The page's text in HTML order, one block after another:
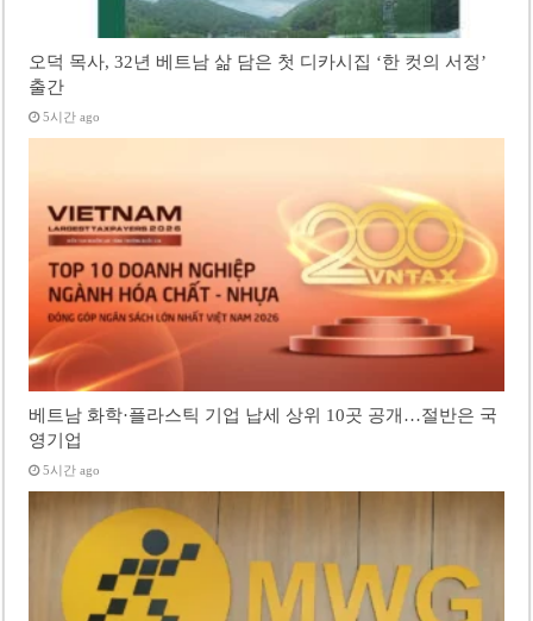
오덕 목사, 32년 베트남 삶 담은 첫 디카시집 ‘한 컷의 서정’
출간
5시간 ago
베트남 화학·플라스틱 기업 납세 상위 10곳 공개…절반은 국
영기업
5시간 ago